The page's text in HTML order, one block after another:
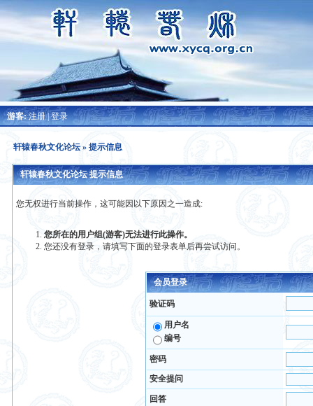
游客:注册|登录
轩辕春秋文化论坛» 提示信息
轩辕春秋文化论坛 提示信息
您无权进行当前操作，这可能因以下原因之一造成:
您所在的用户组(游客)无法进行此操作。
您还没有登录，请填写下面的登录表单后再尝试访问。
会员登录
验证码
用户名
编号
密码
安全提问
回答